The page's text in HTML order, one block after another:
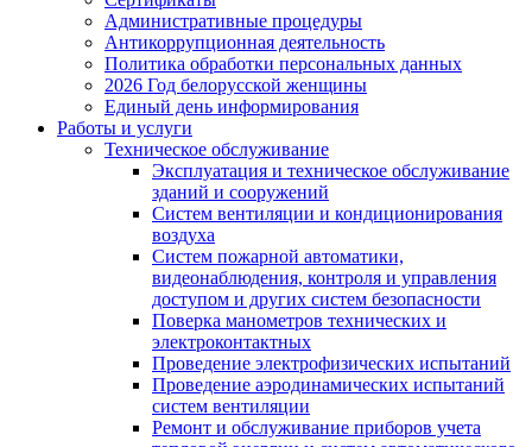
Административные процедуры
Антикоррупционная деятельность
Политика обработки персональных данных
2026 Год белорусской женщины
Единый день информирования
Работы и услуги
Техническое обслуживание
Эксплуатация и техническое обслуживание
зданий и сооружений
Систем вентиляции и кондиционирования
воздуха
Систем пожарной автоматики,
видеонаблюдения, контроля и управления
доступом и других систем безопасности
Поверка манометров технических и
электроконтактных
Проведение электрофизических испытаний
Проведение аэродинамических испытаний
систем вентиляции
Ремонт и обслуживание приборов учета